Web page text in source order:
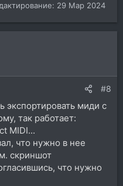
29 Мар 2024
#8
экспортировать миди с
так работает:
MIDI...
что нужно в нее
скриншот
что нужно